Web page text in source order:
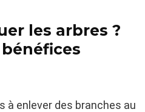
les arbres ?
à enlever des branches au